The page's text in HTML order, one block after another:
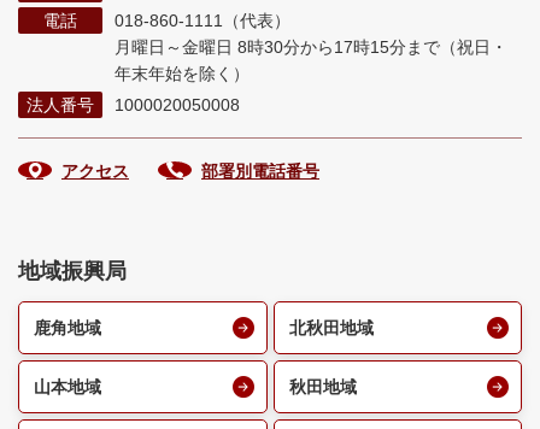
電話
018-860-1111（代表）
月曜日～金曜日 8時30分から17時15分まで （祝日・
年末年始を除く）
法人番号
1000020050008
アクセス 部署別電話番号
地域振興局
鹿角地域 北秋田地域
山本地域 秋田地域